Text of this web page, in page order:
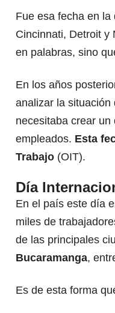
Fue esa fecha en
Cincinnati, Detroit y
en palabras, sino
En los años
analizar la situación
necesitaba crear
empleados. Esta
Trabajo (OIT).
Día
En el país este día
miles de
de las principales
Bucaramanga,
Es de esta forma